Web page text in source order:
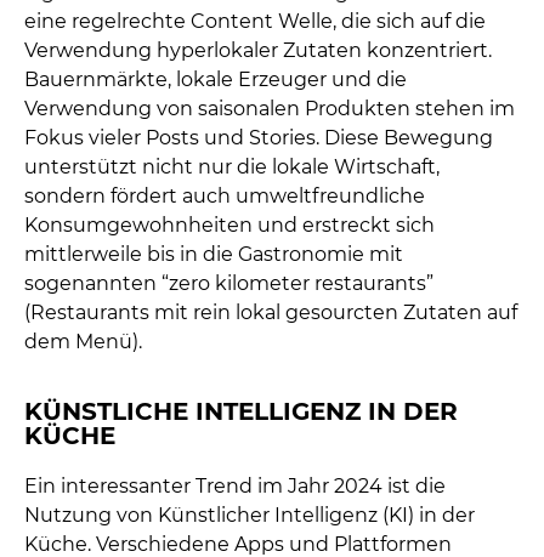
eine regelrechte Content Welle, die sich auf die
Verwendung hyperlokaler Zutaten konzentriert.
Bauernmärkte, lokale Erzeuger und die
Verwendung von saisonalen Produkten stehen im
Fokus vieler Posts und Stories. Diese Bewegung
unterstützt nicht nur die lokale Wirtschaft,
sondern fördert auch umweltfreundliche
Konsumgewohnheiten und erstreckt sich
mittlerweile bis in die Gastronomie mit
sogenannten “zero kilometer restaurants”
(Restaurants mit rein lokal gesourcten Zutaten auf
dem Menü).
KÜNSTLICHE INTELLIGENZ IN DER
KÜCHE
Ein interessanter Trend im Jahr 2024 ist die
Nutzung von Künstlicher Intelligenz (KI) in der
Küche. Verschiedene Apps und Plattformen